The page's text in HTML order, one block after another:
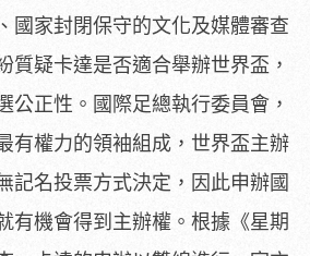
國家封閉保守的文化及媒體審查
質疑卡達是否適合舉辦世界盃，
公正性。國際足總執行委員會，
有權力的領袖組成，世界盃主辦
記名投票方式決定，因此申辦國
有機會得到主辦權。根據《星期